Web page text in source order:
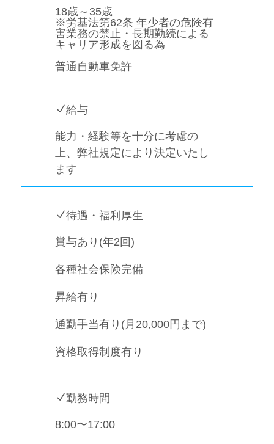
18歳～35歳
※労基法第62条 年少者の危険有
害業務の禁止・長期勤続による
キャリア形成を図る為
普通自動車免許
N給与
能力・経験等を十分に考慮の
上、弊社規定により決定いたし
ます
N待遇・福利厚生
賞与あり(年2回)
各種社会保険完備
昇給有り
通勤手当有り(月20,000円まで)
資格取得制度有り
N勤務時間
8:00〜17:00